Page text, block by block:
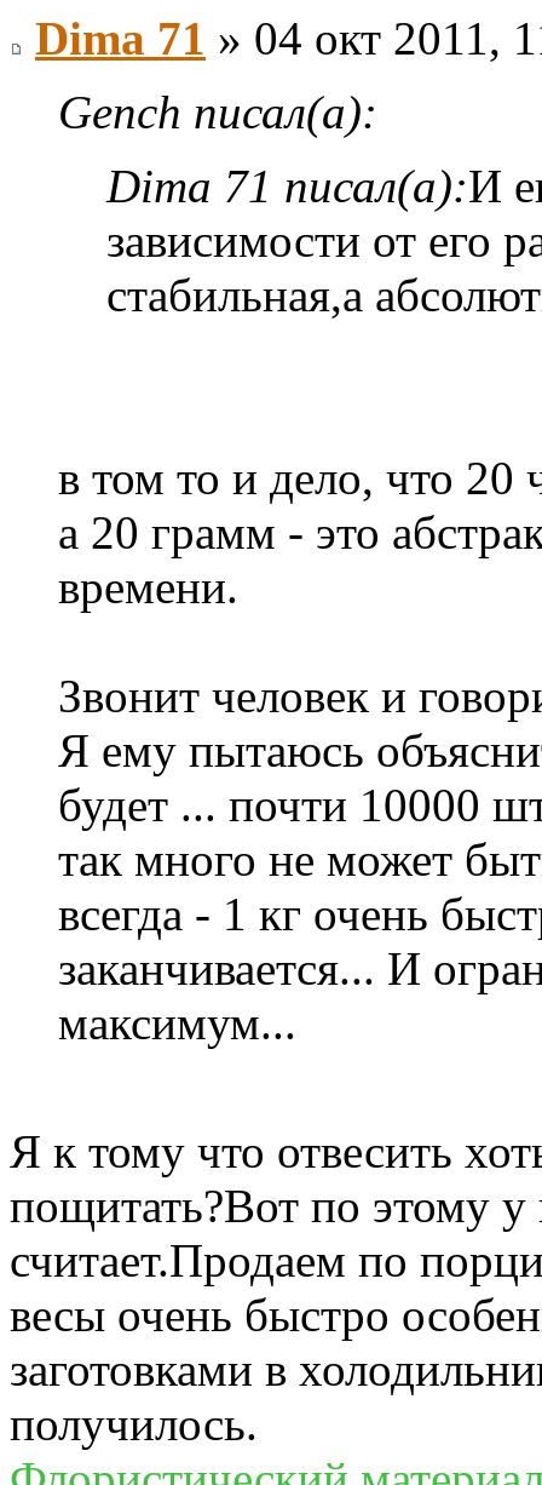
Dima 71 » 04 окт 2011,
Gench писал(а):
Dima 71 писал(а):И
зависимости от его
стабильная,а
в том то и дело, что 20
а 20 грамм - это
времени.
Звонит человек и
Я ему пытаюсь
будет ... почти 10000
так много не может
всегда - 1 кг очень
заканчивается... И
максимум...
Я к тому что отвесить
пощитать?Вот по этому у
считает.Продаем по
весы очень быстро
заготовками в
получилось.